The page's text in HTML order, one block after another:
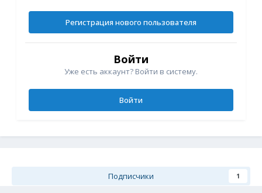
Регистрация нового пользователя
Войти
Уже есть аккаунт? Войти в систему.
Войти
Подписчики 1